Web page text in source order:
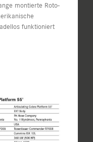
montierte Roto-
funktioniert